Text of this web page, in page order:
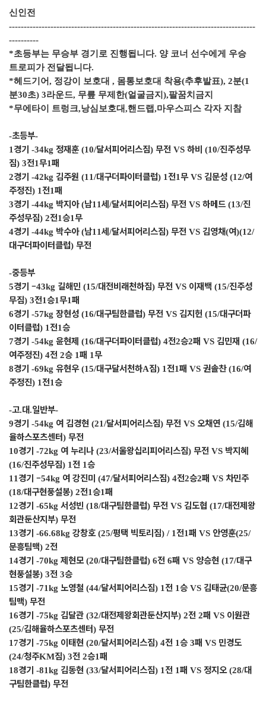
신인전
-----------------------------------------------------------------------------------
----------
*초등부는 무승부 경기로 진행됩니다. 양 코너 선수에게 우승
트로피가 전달됩니다.
*헤드기어, 정강이 보호대 , 몸통보호대 착용(추후발표), 2분(1
분30초) 3라운드, 무릎 무제한(얼굴금지),팔꿈치금지
*무에타이 트렁크,낭심보호대,핸드랩,마우스피스 각자 지참
-초등부-
1 경기 -34kg 정재훈 (10/달서피어리스짐) 무전 VS 하비 (10/진주성무
짐) 3전1무1패
2경기 -42kg 김주원 (11/대구더파이터클럽) 1전1무VS 김문성 (12/여
주정진) 1전1패
3경기 -44kg 박지아(남11세/달서피어리스짐) 무전 VS 하메드 (13/진
주성무짐) 2전1승1무
4경기 -44kg 박수아(남11세/달서피어리스짐) 무전 VS 김영채(여)(12/
대구더파이터클럽) 무전
-중등부
5경기 –43kg 길해민 (15/대전비래천하짐) 무전 VS 이재백 (15/진주성
무짐) 3전1승1무1패
6경기 -57kg 장현성 (16/대구팀한클럽) 무전 VS 김지헌 (15/대구더파
이터클럽) 1전1승
7경기 -54kg 윤현제 (16/대구더파이터클럽) 4전2승2패 VS 김민재 (16/
여주정진) 4전 2승 1패 1무
8경기 -69kg 유현우(15/대구달서천하A짐) 1전1패 VS 권솔찬(16/여
주정진) 1전1승
-고.대.일반부-
9경기 -54kg 여 김경현 (21/달서피어리스짐) 무전 VS 오채연 (15/김해
율하스포츠센터) 무전
10경기 -72kg 여 누리나 (23/서울왕십리피어리스짐) 무전 VS 박지혜
(16/진주성무짐) 1전 1승
11 경기 –54kg 여 강진미 (47/달서피어리스짐) 4전2승2패 VS 차민주
(18/대구현풍설봉) 2전1승1패
12경기 -65kg 서성빈 (18/대구팀한클럽) 무전 VS 김도협 (17/대전제왕
회관둔산지부) 무전
13경기 -66.68kg 강창호 (25/평택 빅토리짐) / 1전1패 VS 안영훈(25/
문흥팀맥) 2전
14경기 -70kg 제현모(20/대구팀한클럽) 6전 6패 VS 양승현 (17/대구
현풍설봉) 3전 3승
15경기 -71kg 노영철 (44/달서피어리스짐) 1전 1승 VS 김태균(20/문흥
팀맥) 무전
16경기 -75kg 김달관 (32/대전제왕회관둔산지부) 2전 2패 VS 이원관
(25/김해율하스포츠센터) 무전
17경기 -75kg 이태현 (20/달서피어리스짐) 4전 1승 3패 VS 민경도
(24/청주KM짐) 3전 2승1패
18경기 -81kg 김동현 (33/달서피어리스짐) 1전 1패 VS 정지오(28/대
구팀한클럽) 무전